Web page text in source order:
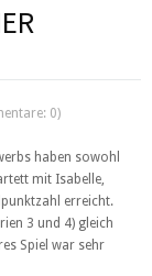
0)
haben sowohl
mit Isabelle,
erreicht.
3 und 4) gleich
Spiel war sehr